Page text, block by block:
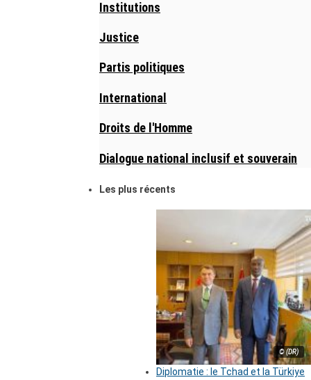
Institutions
Justice
Partis politiques
International
Droits de l'Homme
Dialogue national inclusif et souverain
Les plus récents
© (DR)
Diplomatie : le Tchad et la Türkiye